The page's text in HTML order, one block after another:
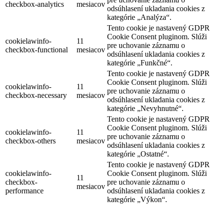
checkbox-analytics
mesiacov
odsúhlasení ukladania cookies z
kategórie „Analýza“.
cookielawinfo-
checkbox-functional
11
mesiacov
Tento cookie je nastavený GDPR
Cookie Consent pluginom. Slúži
pre uchovanie záznamu o
odsúhlasení ukladania cookies z
kategórie „Funkčné“.
cookielawinfo-
checkbox-necessary
11
mesiacov
Tento cookie je nastavený GDPR
Cookie Consent pluginom. Slúži
pre uchovanie záznamu o
odsúhlasení ukladania cookies z
kategórie „Nevyhnutné“.
cookielawinfo-
checkbox-others
11
mesiacov
Tento cookie je nastavený GDPR
Cookie Consent pluginom. Slúži
pre uchovanie záznamu o
odsúhlasení ukladania cookies z
kategórie „Ostatné“.
cookielawinfo-
checkbox-
performance
11
mesiacov
Tento cookie je nastavený GDPR
Cookie Consent pluginom. Slúži
pre uchovanie záznamu o
odsúhlasení ukladania cookies z
kategórie „Výkon“.